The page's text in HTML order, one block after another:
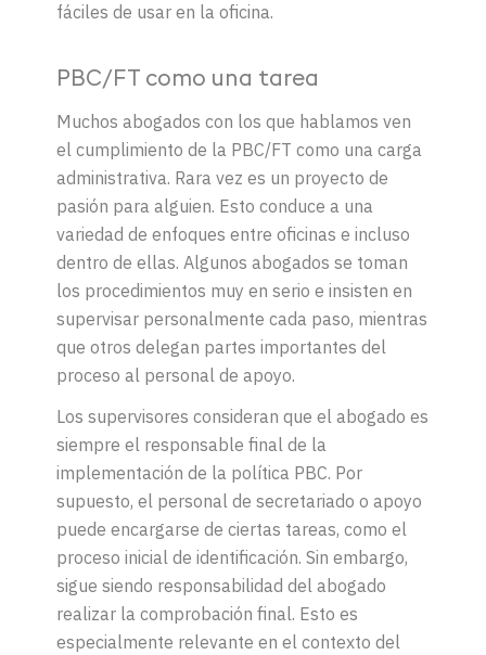
fáciles de usar en la oficina.
PBC/FT como una tarea
Muchos abogados con los que hablamos ven
el cumplimiento de la PBC/FT como una carga
administrativa. Rara vez es un proyecto de
pasión para alguien. Esto conduce a una
variedad de enfoques entre oficinas e incluso
dentro de ellas. Algunos abogados se toman
los procedimientos muy en serio e insisten en
supervisar personalmente cada paso, mientras
que otros delegan partes importantes del
proceso al personal de apoyo.
Los supervisores consideran que el abogado es
siempre el responsable final de la
implementación de la política PBC. Por
supuesto, el personal de secretariado o apoyo
puede encargarse de ciertas tareas, como el
proceso inicial de identificación. Sin embargo,
sigue siendo responsabilidad del abogado
realizar la comprobación final. Esto es
especialmente relevante en el contexto del